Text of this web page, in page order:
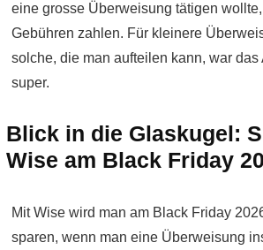
eine grosse Überweisung tätigen
Gebühren zahlen. Für kleinere
solche, die man aufteilen kann, war das
super.
Blick in die Glaskugel:
Wise am Black Friday
Mit Wise wird man am Black Friday
sparen, wenn man eine Überweisung